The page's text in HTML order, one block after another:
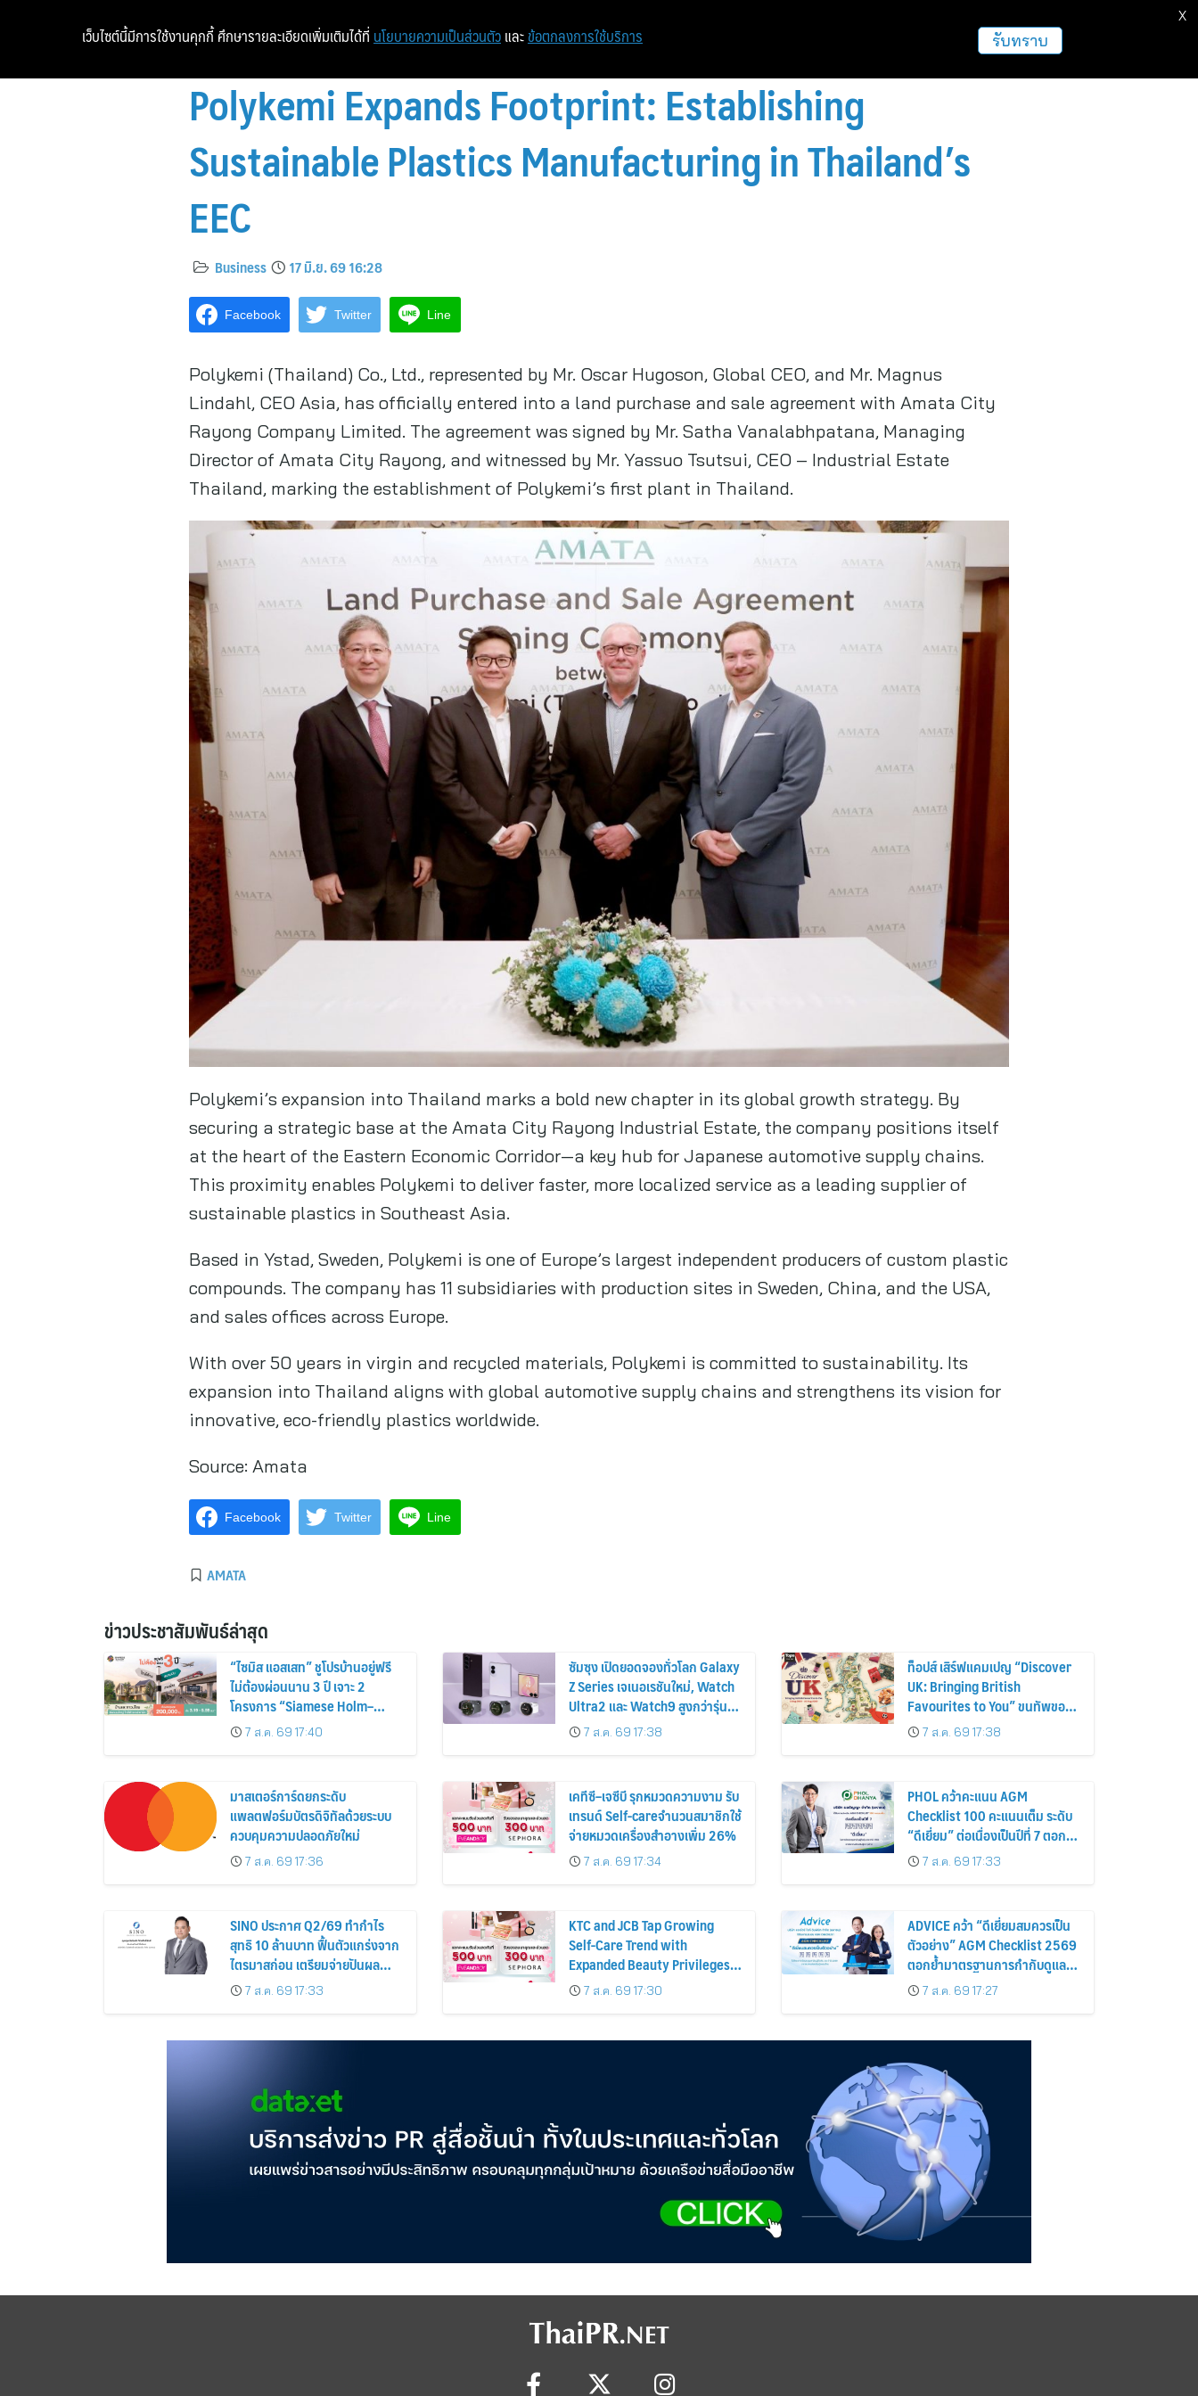
หน้าแรก ท่องเที่ยว ฝากข่าวประชาสัมพันธ์
Polykemi Expands Footprint: Establishing
Sustainable Plastics Manufacturing in Thailand’s
EEC
Business 17 มิ.ย. 69 16:28
Facebook Twitter Line
Polykemi (Thailand) Co., Ltd., represented by Mr. Oscar Hugoson, Global CEO, and Mr. Magnus
Lindahl, CEO Asia, has officially entered into a land purchase and sale agreement with Amata City
Rayong Company Limited. The agreement was signed by Mr. Satha Vanalabhpatana, Managing
Director of Amata City Rayong, and witnessed by Mr. Yassuo Tsutsui, CEO – Industrial Estate
Thailand, marking the establishment of Polykemi’s first plant in Thailand.
Polykemi’s expansion into Thailand marks a bold new chapter in its global growth strategy. By
securing a strategic base at the Amata City Rayong Industrial Estate, the company positions itself
at the heart of the Eastern Economic Corridor—a key hub for Japanese automotive supply chains.
This proximity enables Polykemi to deliver faster, more localized service as a leading supplier of
sustainable plastics in Southeast Asia.
Based in Ystad, Sweden, Polykemi is one of Europe’s largest independent producers of custom plastic
compounds. The company has 11 subsidiaries with production sites in Sweden, China, and the USA,
and sales offices across Europe.
With over 50 years in virgin and recycled materials, Polykemi is committed to sustainability. Its
expansion into Thailand aligns with global automotive supply chains and strengthens its vision for
innovative, eco-friendly plastics worldwide.
Source: Amata
Facebook Twitter Line
AMATA
ข่าวประชาสัมพันธ์ล่าสุด
“ไซมิส แอสเสท” ชูโปรบ้านอยู่ฟรี
ไม่ต้องผ่อนนาน 3 ปี เจาะ 2
โครงการ “Siamese Holm–
Siamese Blossom” พร้อม
ส่วนลดและสิทธิพิเศษถึง 31
7 ส.ค. 69 17:40
ซัมซุง เปิดยอดจองทั่วโลก Galaxy
Z Series เจเนอเรชันใหม่, Watch
Ultra2 และ Watch9 สูงกว่ารุ่น
ก่อนหน้ากว่า 30%
7 ส.ค. 69 17:38
ท็อปส์ เสิร์ฟแคมเปญ “Discover
UK: Bringing British
Favourites to You” ขนทัพของ
อร่อยและไอเท็มฮิตจากสหราช
อาณาจักร ส่งตรงถึงมือตั้งแต่วัน
7 ส.ค. 69 17:38
มาสเตอร์การ์ดยกระดับ
แพลตฟอร์มบัตรดิจิทัลด้วยระบบ
ควบคุมความปลอดภัยใหม่
7 ส.ค. 69 17:36
เคทีซี–เจซีบี รุกหมวดความงาม รับ
เทรนด์ Self-careจำนวนสมาชิกใช้
จ่ายหมวดเครื่องสำอางเพิ่ม 26%
7 ส.ค. 69 17:34
PHOL คว้าคะแนน AGM
Checklist 100 คะแนนเต็ม ระดับ
“ดีเยี่ยม” ต่อเนื่องเป็นปีที่ 7 ตอกย้ำ
การดำเนินธุรกิจตามหลักธรรมาภิ
บาล โปร่งใส สร้างความเชื่อมั่นผู้
7 ส.ค. 69 17:33
SINO ประกาศ Q2/69 ทำกำไร
สุทธิ 10 ล้านบาท ฟื้นตัวแกร่งจาก
ไตรมาสก่อน เตรียมจ่ายปันผล
ระหว่างกาล 0.014423 บาทต่อหุ้น
ครึ่งปีหลังมุ่งเติบโตต่อเนื่อง
7 ส.ค. 69 17:33
KTC and JCB Tap Growing
Self-Care Trend with
Expanded Beauty Privileges
Number of KTC JCB
Cardmembers Spending on
7 ส.ค. 69 17:30
ADVICE คว้า “ดีเยี่ยมสมควรเป็น
ตัวอย่าง” AGM Checklist 2569
ตอกย้ำมาตรฐานการกำกับดูแล
กิจการที่ดี
7 ส.ค. 69 17:27
เว็บไซต์นี้มีการใช้งานคุกกี้ ศึกษารายละเอียดเพิ่มเติมได้ที่ นโยบายความเป็นส่วนตัว และ ข้อตกลงการใช้บริการ รับทราบ
X